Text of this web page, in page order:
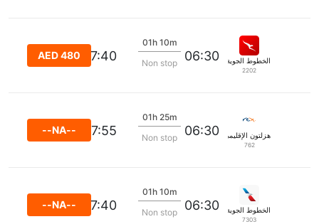
الخطوط الجوية كانتاس
2202
06:30
01h 10m
Non stop
07:40
AED 480
هزلتون الإقليمي
762
06:30
01h 25m
Non stop
07:55
--NA--
الخطوط الجوية الأمريكية
7303
06:30
01h 10m
Non stop
07:40
--NA--